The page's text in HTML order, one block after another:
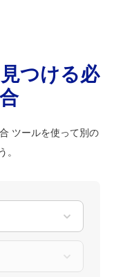
つける必
ツールを使って別の
。